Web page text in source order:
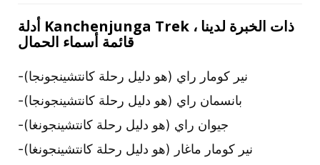
أدلة Kanchenjunga Trek ذات الخبرة لدينا ،
قائمة أسماء الحمال
-نير كومار راي (هو دليل رحلة كانتشينجونجا)
-بانسمان راي (هو دليل رحلة كانتشينجونجا)
-جيوان راي (هو دليل رحلة كانتشينجونغا)
-نير كومار ماغار (هو دليل رحلة كانتشينجونغا)